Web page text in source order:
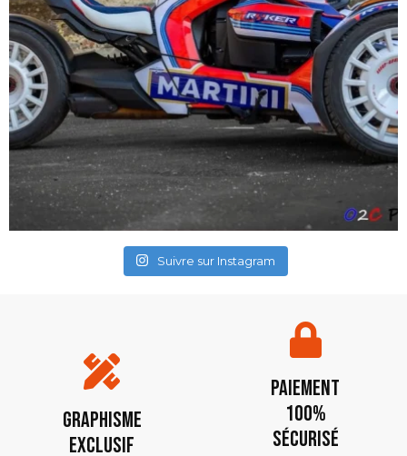
Suivre sur Instagram
Graphisme
exclusif
PAIEMENT
100%
SÉCURISÉ